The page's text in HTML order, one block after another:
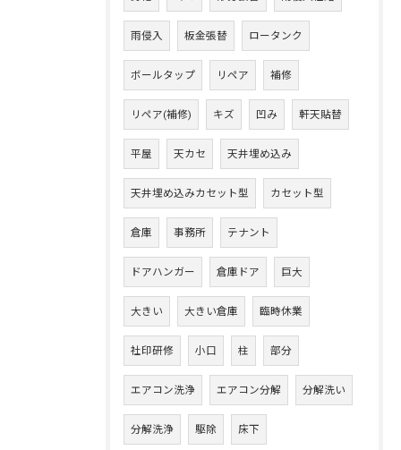
雨侵入 板金張替 ロータンク
ボールタップ リペア 補修
リペア(補修) キズ 凹み 軒天貼替
平屋 天カセ 天井埋め込み
天井埋め込みカセット型 カセット型
倉庫 事務所 テナント
ドアハンガー 倉庫ドア 巨大
大きい 大きい倉庫 臨時休業
社印研修 小口 柱 部分
エアコン洗浄 エアコン分解 分解洗い
分解洗浄 駆除 床下